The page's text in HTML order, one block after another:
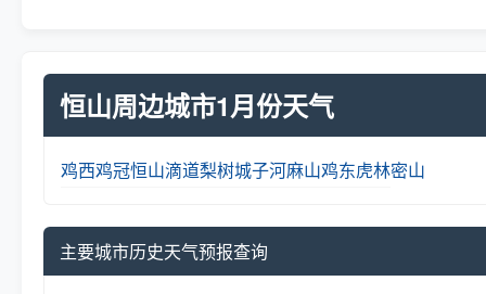
恒山周边城市1月份天气
鸡西鸡冠恒山滴道梨树城子河麻山鸡东虎林密山
主要城市历史天气预报查询